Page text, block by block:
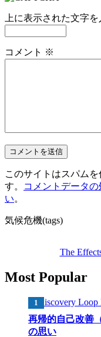
上に表示された文字
コメント ※
このサイトはスパム
す。
コメントデータ
い。
気候危機(tags)
The
Most Popular
再帰的自己改善
の思い